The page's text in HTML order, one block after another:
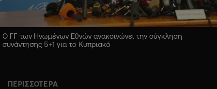
Ο ΓΓ των Ηνωμένων Εθνών ανακοινώνει την σύγκληση
συνάντησης 5+1 για το Κυπριακό
ΠΕΡΙΣΣΟΤΕΡΑ